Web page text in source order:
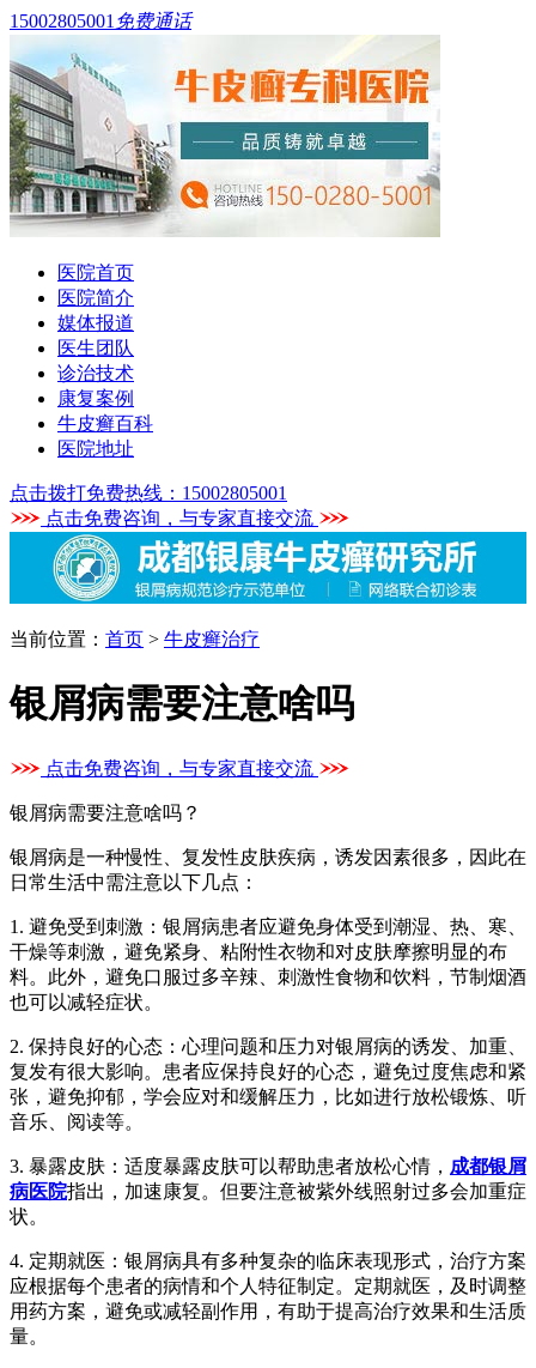
15002805001 免费通话
医院首页
医院简介
媒体报道
医生团队
诊治技术
康复案例
牛皮癣百科
医院地址
点击拨打免费热线：15002805001
点击免费咨询，与专家直接交流
当前位置： 首页 > 牛皮癣治疗
银屑病需要注意啥吗
点击免费咨询，与专家直接交流
银屑病需要注意啥吗？
银屑病是一种慢性、复发性皮肤疾病，诱发因素很多，因此在
日常生活中需注意以下几点：
1. 避免受到刺激：银屑病患者应避免身体受到潮湿、热、寒、
干燥等刺激，避免紧身、粘附性衣物和对皮肤摩擦明显的布
料。此外，避免口服过多辛辣、刺激性食物和饮料，节制烟酒
也可以减轻症状。
2. 保持良好的心态：心理问题和压力对银屑病的诱发、加重、
复发有很大影响。患者应保持良好的心态，避免过度焦虑和紧
张，避免抑郁，学会应对和缓解压力，比如进行放松锻炼、听
音乐、阅读等。
3. 暴露皮肤：适度暴露皮肤可以帮助患者放松心情， 成都银屑
病医院指出，加速康复。但要注意被紫外线照射过多会加重症
状。
4. 定期就医：银屑病具有多种复杂的临床表现形式，治疗方案
应根据每个患者的病情和个人特征制定。定期就医，及时调整
用药方案，避免或减轻副作用，有助于提高治疗效果和生活质
量。